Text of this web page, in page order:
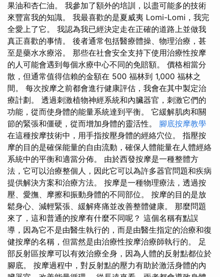
果油和杏仁油。 我參加了額外的培訓，以盡可能多的技術
來豐富我的知識。 我最喜歡的是夏威夷 Lomi-Lomi，我完
全愛上了它。 我認為我已經決定走在正確的道路上並做我
真正喜歡的事情。 後者通常包括醫療體操、物理治療，甚
至是藥水水療浴。 那些在社會安全支持下使用治療性按摩
的人可能會遇到每個水療中心不同的免賠額。 價格相當分
散，但通常值得信賴的金額在 500 福林到 1,000 福林之
間。 每次按摩之前都會進行健康評估，我會在其中製定治
療計劃。 透過刺激植物神經系統和內臟器官，刺激它們的
功能，從而使身體的能量系統達到平衡。 它緩解肌肉和關
節的緊張和僵硬，從而增加身體的靈活性。 腳底按摩教學
在這種按摩技術中，用手指按壓身體的經絡穴位。 指壓按
摩的目的是確保能量的自由流動，確保人體能量在人體經絡
系統中的平衡和適當分佈。 由於西發按摩是一種整體方
法，它可以治療整個人，因此它可以為許多器官問題和疾病
提供解決方案和治療方法。 按摩是一種物理療法，透過按
壓、愛撫、摩擦和振動身體的不同部位。 按摩的目的是放
鬆身心、減輕緊張、緩解疼痛並改善整體健康。 那麼問題
來了，這和普通的按摩有什麼不同呢？ 這個名稱有點誤
導，因為它不是由醫生執行的，而是由醫生指定的治療和復
健按摩的名稱，但當然是由治療性按摩治療師執行的。 足
部反射區按摩可以有效治療全身，因為人體的反射點都位於
腳底。 按摩過程中，對反射點的壓力有助於激活身體的內